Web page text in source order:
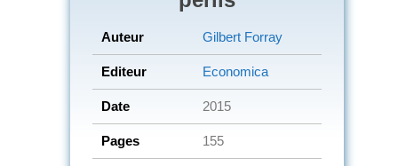
Auteur Gilbert Forray
Editeur Economica
Date 2015
Pages 155